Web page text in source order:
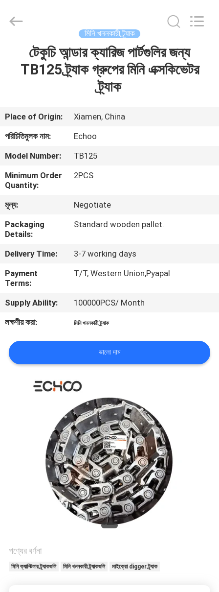
আমাদের
সম্পর্কে
ভ্রমণ
মান
নিয়ন্ত্রণ
খবর
জন্য
আবেদন
সাইট
Corporation.
মিনি খননকারী ট্র্যাক
টেকুচি আন্ডার ক্যারিজ পার্টগুলির জন্য
TB125 ট্র্যাক গ্রুপের মিনি এক্সকিভেটর
ট্র্যাক
Place of Origin:
Xiamen, China
পরিচিতিমুলক নাম:
Echoo
Model Number:
TB125
Minimum Order
Quantity:
2PCS
মূল্য:
Negotiate
Packaging
Details:
Standard wooden pallet.
Delivery Time:
3-7 working days
Payment
Terms:
T/T, Western Union,Pyapal
Supply Ability:
100000PCS/ Month
লক্ষণীয় করা:
মিনি খননকারী ট্র্যাক
ভালো দাম
পণ্যের বর্ণনা
মিনি ক্যাপ্টিলার ট্র্যাকগুলি মিনি খননকারী ট্র্যাকগুলি মাইক্রো digger ট্র্যাক